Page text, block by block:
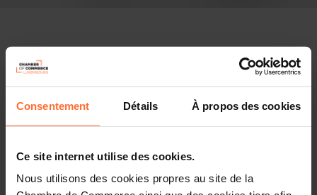
Consentement Détails À propos des cookies
Ce site internet utilise des cookies.
Nous utilisons des cookies propres au site de la
Opinions & legislation
Practical info